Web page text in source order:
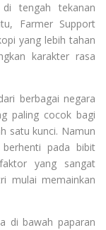
tengah tekanan
Farmer Support
yang lebih tahan
karakter rasa
berbagai negara
paling cocok bagi
satu kunci. Namun
pada bibit
yang sangat
mulai memainkan
di bawah paparan